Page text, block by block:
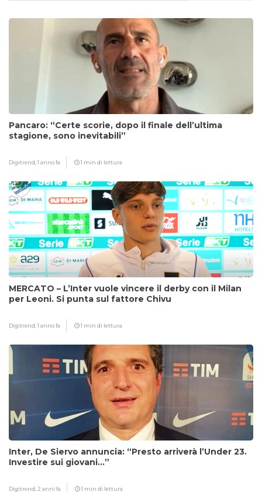
Pancaro: “Certe scorie, dopo il finale dell’ultima
stagione, sono inevitabili”
Digitrend,1 anno fa 1 min di lettura
MERCATO – L’Inter vuole vincere il derby con il Milan
per Leoni. Si punta sul fattore Chivu
Digitrend,1 anno fa 1 min di lettura
Inter, De Siervo annuncia: “Presto arriverà l’Under 23.
Investire sui giovani…”
Digitrend, 2 anni fa 1 min di lettura